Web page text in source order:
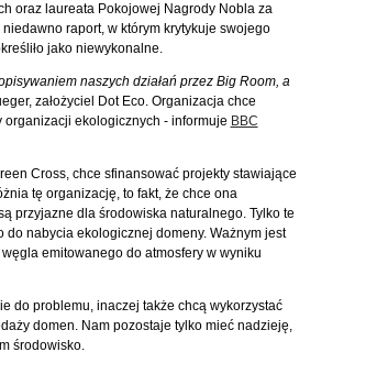
oraz laureata Pokojowej Nagrody Nobla za
raport, w którym krytykuje swojego
jako niewykonalne.
naszych działań przez Big Room, a
założyciel Dot Eco. Organizacja chce
organizacji ekologicznych - informuje BBC
Cross, chce sfinansować projekty stawiające
tę organizację, to fakt, że chce ona
przyjazne dla środowiska naturalnego. Tylko te
do nabycia ekologicznej domeny. Ważnym jest
emitowanego do atmosfery w wyniku
do problemu, inaczej także chcą wykorzystać
domen. Nam pozostaje tylko mieć nadzieję,
środowisko.